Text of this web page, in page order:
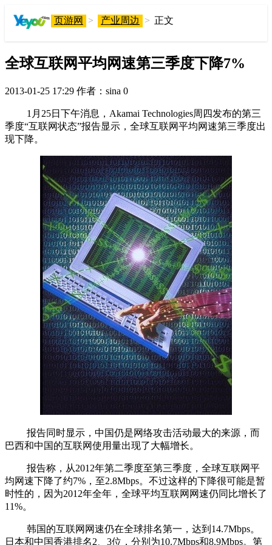
页游网 > 产业周边 > 正文
全球互联网平均网速第三季度下降7%
2013-01-25 17:29 作者：sina 0
1月25日下午消息，Akamai Technologies周四发布的第三
季度“互联网状态”报告显示，全球互联网平均网速第三季度出
现下降。
报告同时显示，中国仍是网络攻击活动最大的来源，而
巴西和中国的互联网使用量出现了大幅增长。
报告称，从2012年第二季度至第三季度，全球互联网平
均网速下降了约7%，至2.8Mbps。不过这样的下降很可能是暂
时性的，因为2012年全年，全球平均互联网网速仍同比增长了
11%。
韩国的互联网网速仍在全球排名第一，达到14.7Mbps。
日本和中国香港排名2、3位，分别为10.7Mbps和8.9Mbps。第